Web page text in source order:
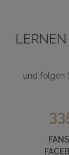
und folgen